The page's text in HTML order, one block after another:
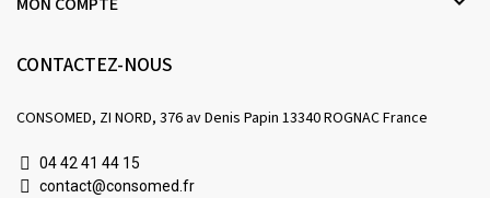
CONTACTEZ-NOUS
CONSOMED, ZI NORD, 376 av Denis Papin 13340 ROGNAC France
04 42 41 44 15
contact@consomed.fr